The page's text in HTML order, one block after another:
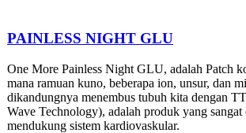
PAINLESS NIGHT GLU
One More Painless Night GLU, adalah Patch
mana ramuan kuno, beberapa ion, unsur, dan
dikandungnya menembus tubuh kita dengan
Wave Technology), adalah produk yang
mendukung sistem kardiovaskular.